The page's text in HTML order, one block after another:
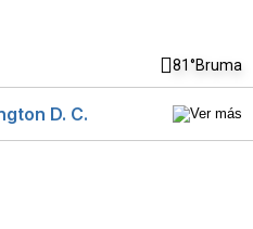
81°Bruma
D. C.